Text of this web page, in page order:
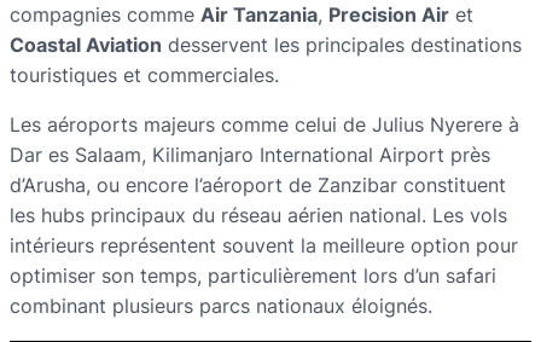
compagnies comme Air Tanzania, Precision Air et
Coastal Aviation desservent les principales destinations
touristiques et commerciales.
Les aéroports majeurs comme celui de Julius Nyerere à
Dar es Salaam, Kilimanjaro International Airport près
d’Arusha, ou encore l’aéroport de Zanzibar constituent
les hubs principaux du réseau aérien national. Les vols
intérieurs représentent souvent la meilleure option pour
optimiser son temps, particulièrement lors d’un safari
combinant plusieurs parcs nationaux éloignés.